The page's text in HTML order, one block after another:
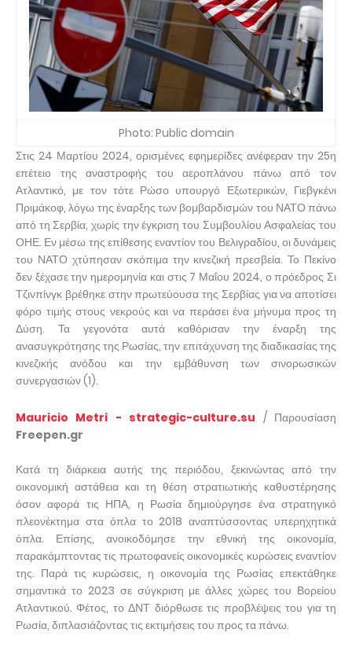
Photo: Public domain
Στις 24 Μαρτίου 2024, ορισμένες εφημερίδες ανέφεραν την 25η
επέτειο της αναστροφής του αεροπλάνου πάνω από τον
Ατλαντικό, με τον τότε Ρώσο υπουργό Εξωτερικών, Γιεβγκένι
Πριμάκοφ, λόγω της έναρξης των βομβαρδισμών του ΝΑΤΟ πάνω
από τη Σερβία, χωρίς την έγκριση του Συμβουλίου Ασφαλείας του
ΟΗΕ. Εν μέσω της επίθεσης εναντίον του Βελιγραδίου, οι δυνάμεις
του ΝΑΤΟ χτύπησαν σκόπιμα την κινεζική πρεσβεία. Το Πεκίνο
δεν ξέχασε την ημερομηνία και στις 7 Μαΐου 2024, ο πρόεδρος Σι
Τζινπίνγκ βρέθηκε στην πρωτεύουσα της Σερβίας για να αποτίσει
φόρο τιμής στους νεκρούς και να περάσει ένα μήνυμα προς τη
Δύση. Τα γεγονότα αυτά καθόρισαν την έναρξη της
ανασυγκρότησης της Ρωσίας, την επιτάχυνση της διαδικασίας της
κινεζικής ανόδου και την εμβάθυνση των σινορωσικών
συνεργασιών (1).
Mauricio Metri - strategic-culture.su / Παρουσίαση
Freepen.gr
Κατά τη διάρκεια αυτής της περιόδου, ξεκινώντας από την
οικονομική αστάθεια και τη θέση στρατιωτικής καθυστέρησης
όσον αφορά τις ΗΠΑ, η Ρωσία δημιούργησε ένα στρατηγικό
πλεονέκτημα στα όπλα το 2018 αναπτύσσοντας υπερηχητικά
όπλα. Επίσης, ανοικοδόμησε την εθνική της οικονομία,
παρακάμπτοντας τις πρωτοφανείς οικονομικές κυρώσεις εναντίον
της. Παρά τις κυρώσεις, η οικονομία της Ρωσίας επεκτάθηκε
σημαντικά το 2023 σε σύγκριση με άλλες χώρες του Βορείου
Ατλαντικού. Φέτος, το ΔΝΤ διόρθωσε τις προβλέψεις του για τη
Ρωσία, διπλασιάζοντας τις εκτιμήσεις του προς τα πάνω.